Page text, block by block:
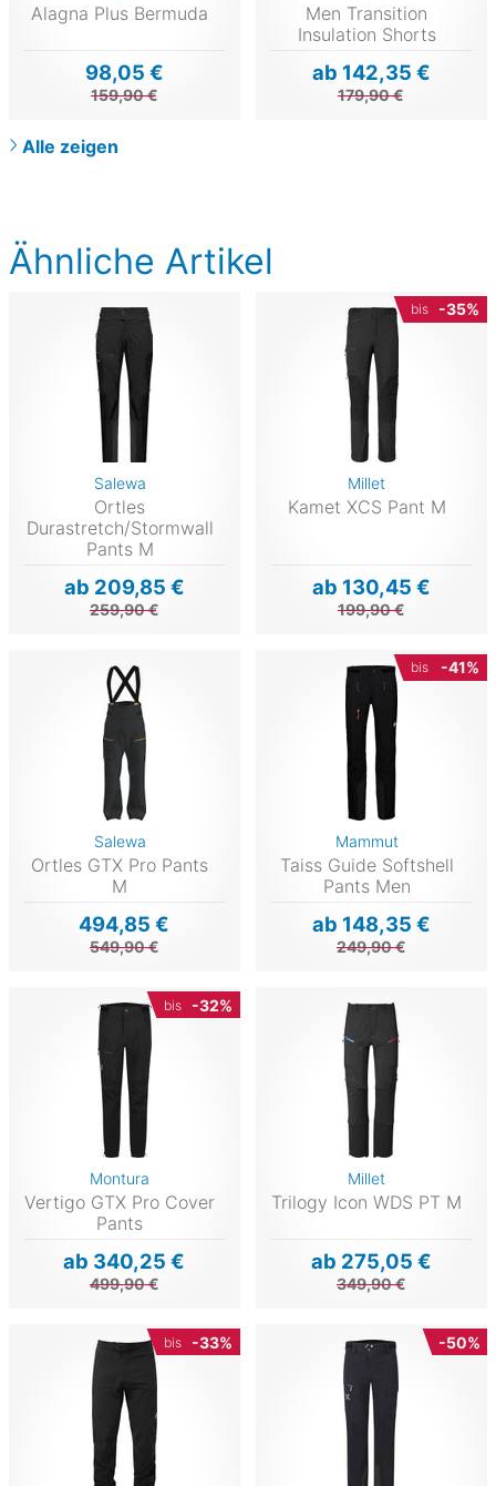
Ähnliche Artikel
Salewa
Ortles
Durastretch/Stormwall
Pants M
ab 209,85 €
259,90 €
bis -35%
Millet
Kamet XCS Pant M
ab 130,45 €
199,90 €
Salewa
Ortles GTX Pro Pants
M
494,85 €
549,90 €
bis -41%
Mammut
Taiss Guide Softshell
Pants Men
ab 148,35 €
249,90 €
bis -32%
Montura
Vertigo GTX Pro Cover
Pants
ab 340,25 €
499,90 €
Millet
Trilogy Icon WDS PT M
ab 275,05 €
349,90 €
bis -33% -50%
Alagna Plus Bermuda
98,05 €
159,90 €
Men Transition
Insulation Shorts
ab 142,35 €
179,90 €
Alle zeigen